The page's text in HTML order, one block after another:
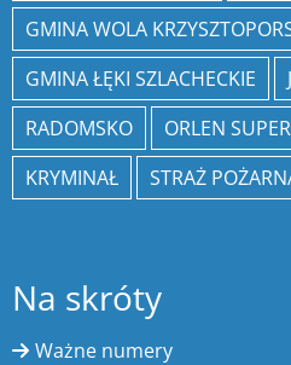
GMINA WOLA
GMINA ŁĘKI SZLACHECKIE
RADOMSKO
ORLEN
KRYMINAŁ
STRAŻ
Na skróty
Ważne numery